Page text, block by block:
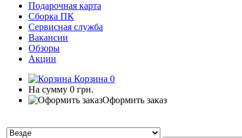
Подарочная карта
Сборка ПК
Сервисная служба
Вакансии
Обзоры
Акции
Корзина 0
На сумму 0 грн.
Оформить заказ